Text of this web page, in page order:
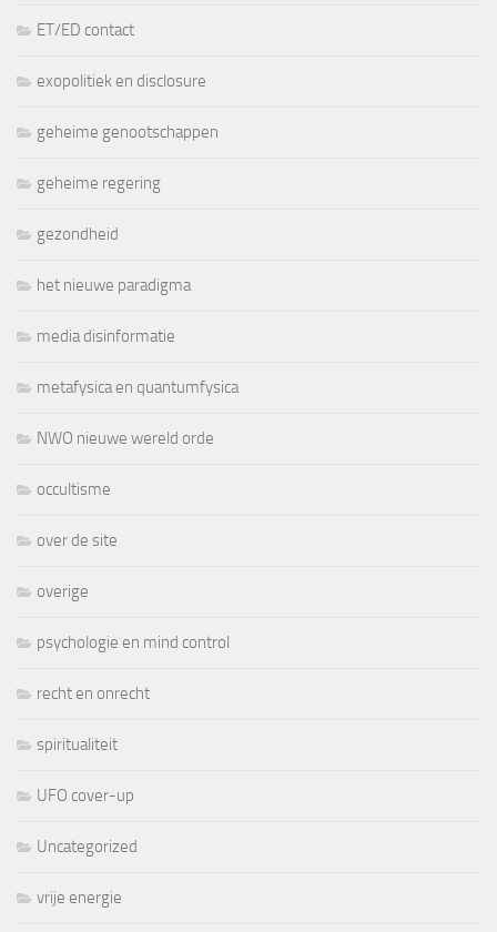
ET/ED contact
exopolitiek en disclosure
geheime genootschappen
geheime regering
gezondheid
het nieuwe paradigma
media disinformatie
metafysica en quantumfysica
NWO nieuwe wereld orde
occultisme
over de site
overige
psychologie en mind control
recht en onrecht
spiritualiteit
UFO cover-up
Uncategorized
vrije energie